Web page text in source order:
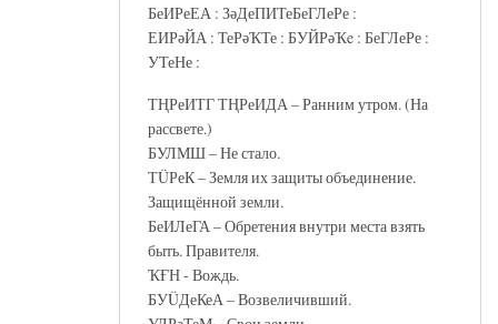
БеИРеЕА : ЗәДеПИТеБеГЛеРе :
ЕИРәЙА : ТеРәҠТе : БУЙРәҠe : БеГЛеРе :
УТеНе :
ТҢРеИТГ ТҢРеИДА – Ранним утром. (На
рассвете.)
БУЛМШ – Не стало.
ТÜРеК – Земля их защиты объединение.
Защищённой земли.
БеИЛеГА – Обретения внутри места взять
быть. Правителя.
ҠҒН - Вождь.
БУÜДеКеА – Возвеличивший.